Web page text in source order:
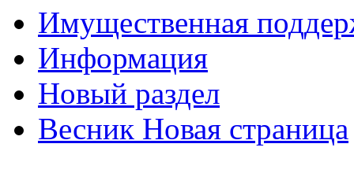
Имущественная
Информация
Новый раздел
Весник Новая страница